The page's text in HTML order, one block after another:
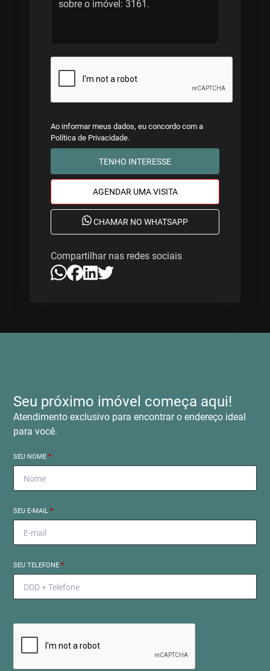
Ao informar meus dados, eu concordo com a
Política de Privacidade.
TENHO INTERESSE
AGENDAR UMA VISITA
CHAMAR NO WHATSAPP
Compartilhar nas redes sociais
Seu próximo imóvel começa aqui!
Atendimento exclusivo para encontrar o endereço ideal
para você.
SEU NOME*
SEU E-MAIL*
SEU TELEFONE*